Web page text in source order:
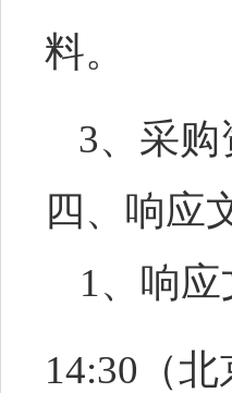
料。
3、采
四、响应
1、响
14:30（北